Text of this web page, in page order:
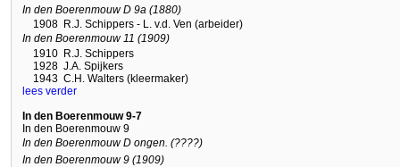
In den Boerenmouw D 9a (1880)
1908 R.J. Schippers - L. v.d. Ven (arbeider)
In den Boerenmouw 11 (1909)
1910 R.J. Schippers
1928 J.A. Spijkers
1943 C.H. Walters (kleermaker)
lees verder
In den Boerenmouw 9-7
In den Boerenmouw 9
In den Boerenmouw D ongen. (????)
In den Boerenmouw 9 (1909)